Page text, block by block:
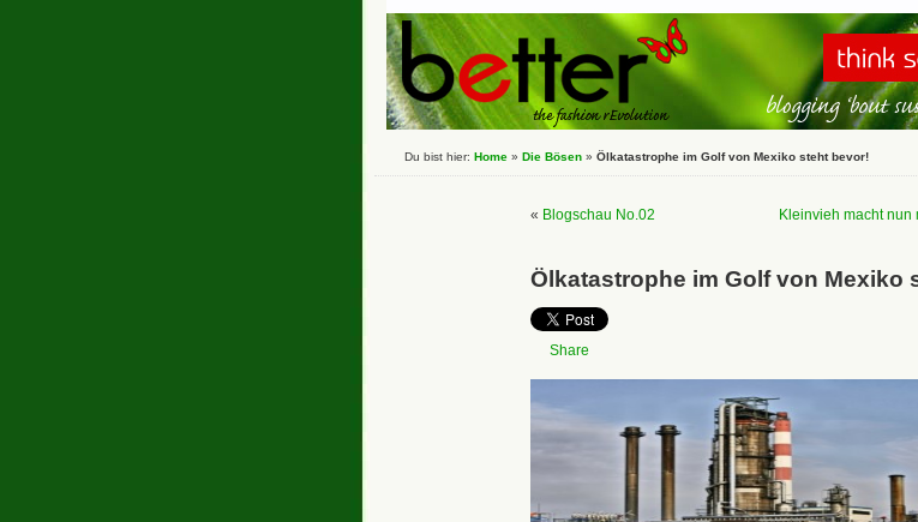
Du bist hier: Home » Die Bösen » Ölkatastrophe im Golf von Mexiko steht bevor!
« Blogschau No.02 Kleinvieh macht nun
Ölkatastrophe im Golf von Mexiko
Share